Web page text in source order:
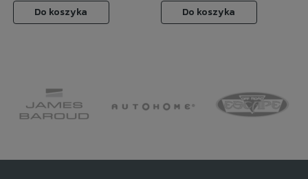
Do koszyka
Do koszyka